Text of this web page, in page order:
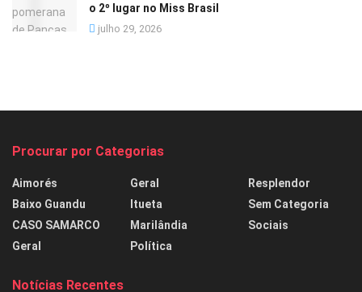
o 2º lugar no Miss Brasil
julho 29, 2026
Procurar por Categorias
Aimorés
Baixo Guandu
CASO SAMARCO
Geral
Geral
Itueta
Marilândia
Política
Resplendor
Sem Categoria
Sociais
Notícias Recentes